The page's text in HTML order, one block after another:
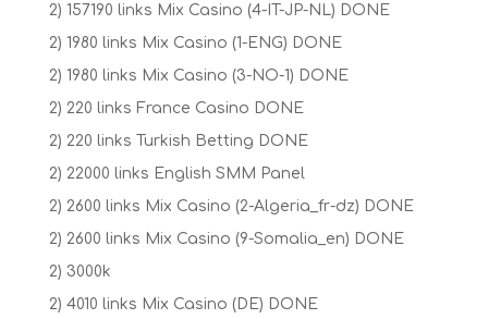
2) 157190 links Mix Casino (4-IT-JP-NL) DONE
2) 1980 links Mix Casino (1-ENG) DONE
2) 1980 links Mix Casino (3-NO-1) DONE
2) 220 links France Casino DONE
2) 220 links Turkish Betting DONE
2) 22000 links English SMM Panel
2) 2600 links Mix Casino (2-Algeria_fr-dz) DONE
2) 2600 links Mix Casino (9-Somalia_en) DONE
2) 3000k
2) 4010 links Mix Casino (DE) DONE